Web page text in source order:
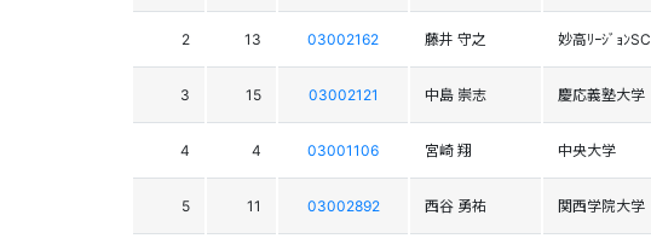
2 13 03002162 藤井 守之 妙高ﾘｰｼﾞｮﾝSC
3 15 03002121 中島 崇志 慶応義塾大学
4 4 03001106 宮崎 翔 中央大学
5 11 03002892 西谷 勇祐 関西学院大学